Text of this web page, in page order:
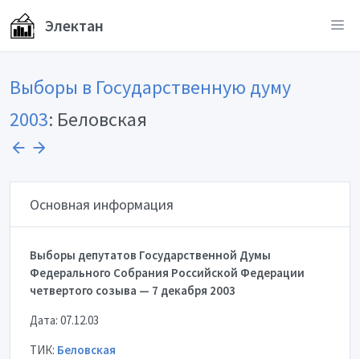
Электан
Выборы в Государственную думу
2003: Беловская
Основная информация
Выборы депутатов Государственной Думы
Федерального Собрания Российской Федерации
четвертого созыва — 7 декабря 2003
Дата: 07.12.03
ТИК: Беловская